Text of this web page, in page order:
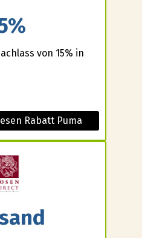
von 15% in
Rabatt Puma